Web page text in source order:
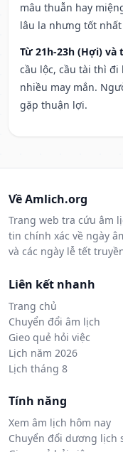
mâu thuẫn hay
lâu la nhưng tốt
Từ 21h-23h (Hợi) và
cầu lộc, cầu tài thì
nhiều may mắn.
gặp thuận lợi.
Về Amlich.org
Trang web tra cứu âm
tin chính xác về ngày
và các ngày lễ tết
Liên kết nhanh
Trang chủ
Chuyển đổi âm lịch
Gieo quẻ hỏi việc
Lịch năm 2026
Lịch tháng 8
Tính năng
Xem âm lịch hôm nay
Chuyển đổi dương lịch